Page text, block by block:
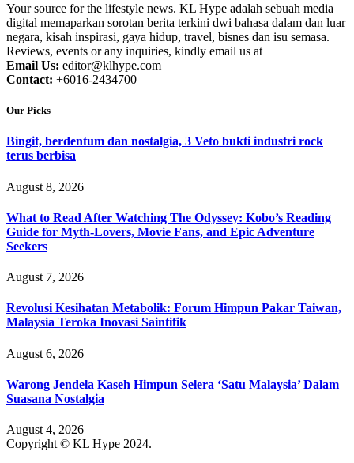
Your source for the lifestyle news. KL Hype adalah sebuah media
digital memaparkan sorotan berita terkini dwi bahasa dalam dan luar
negara, kisah inspirasi, gaya hidup, travel, bisnes dan isu semasa.
Reviews, events or any inquiries, kindly email us at
Email Us: editor@klhype.com
Contact: +6016-2434700
Our Picks
Bingit, berdentum dan nostalgia, 3 Veto bukti industri rock
terus berbisa
August 8, 2026
What to Read After Watching The Odyssey: Kobo’s Reading
Guide for Myth-Lovers, Movie Fans, and Epic Adventure
Seekers
August 7, 2026
Revolusi Kesihatan Metabolik: Forum Himpun Pakar Taiwan,
Malaysia Teroka Inovasi Saintifik
August 6, 2026
Warong Jendela Kaseh Himpun Selera ‘Satu Malaysia’ Dalam
Suasana Nostalgia
August 4, 2026
Copyright © KL Hype 2024.